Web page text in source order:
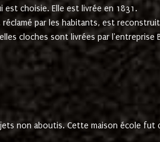
est choisie. Elle est livrée en 1831.
réclamé par les habitants, est
cloches sont livrées par l'entreprise
non aboutis. Cette maison école